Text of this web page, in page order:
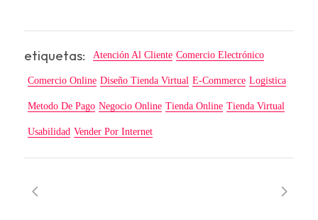
etiquetas: Atención Al Cliente Comercio Electrónico
Comercio Online Diseño Tienda Virtual E-Commerce Logistica
Metodo De Pago Negocio Online Tienda Online Tienda Virtual
Usabilidad Vender Por Internet